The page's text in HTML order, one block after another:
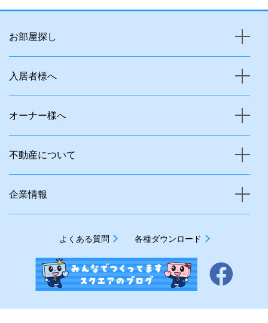
お部屋探し
入居者様へ
オーナー様へ
不動産について
企業情報
よくある質問 各種ダウンロード